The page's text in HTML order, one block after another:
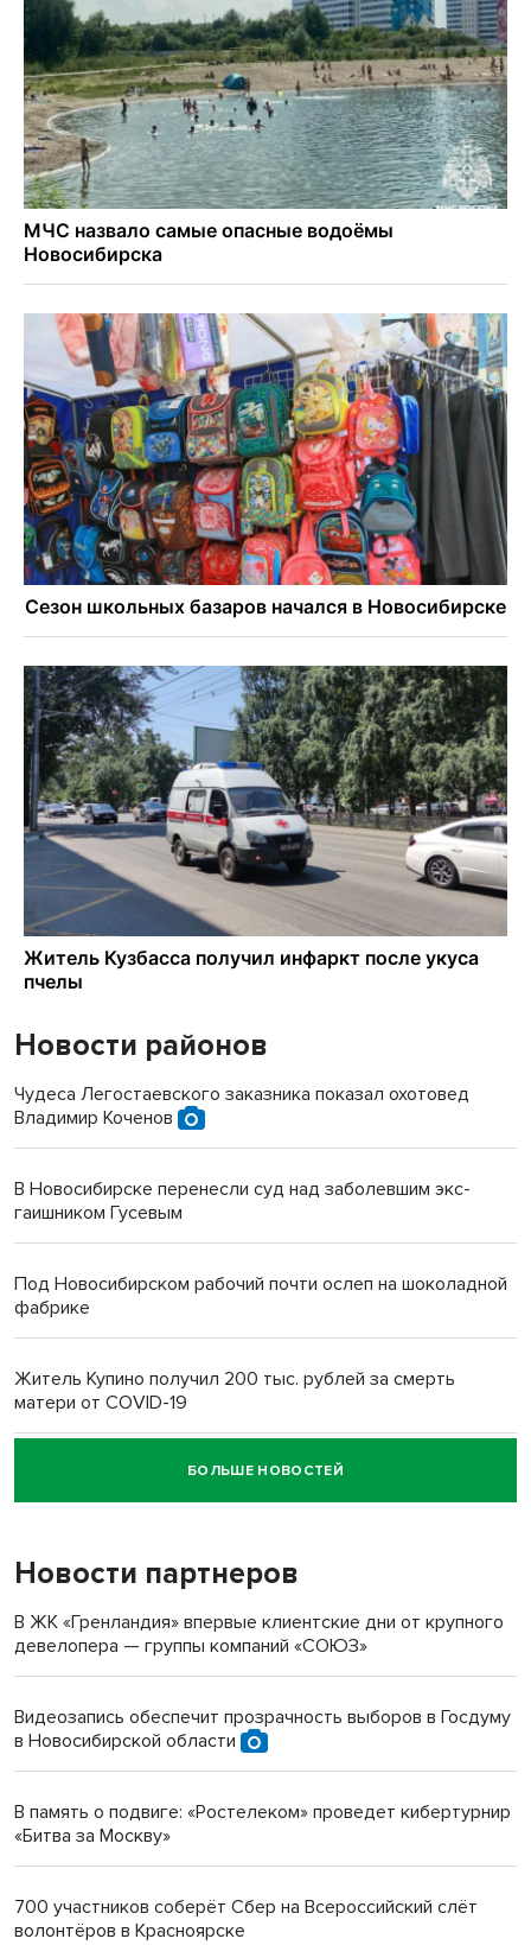
Годовалый ребёнок оказался заперт в автомобиле в
Новосибирске
Новости районов
Чудеса Легостаевского заказника показал охотовед
Владимир Коченов
В Новосибирске перенесли суд над заболевшим экс-
гаишником Гусевым
Под Новосибирском рабочий почти ослеп на шоколадной
фабрике
Житель Купино получил 200 тыс. рублей за смерть
матери от COVID-19
Новосибирский суд наказал водителя за смерть
пенсионерки на вокзале
«Мы живём на пастбище!»: в новосибирском селе лошади
терроризируют жителей
Новосибирский преподаватель с женой вошли в топ-16
БОЛЬШЕ НОВОСТЕЙ
Новости партнеров
В ЖК «Гренландия» впервые клиентские дни от крупного
девелопера — группы компаний «СОЮЗ»
Видеозапись обеспечит прозрачность выборов в Госдуму
в Новосибирской области
В память о подвиге: «Ростелеком» проведет кибертурнир
«Битва за Москву»
700 участников соберёт Сбер на Всероссийский слёт
волонтёров в Красноярске